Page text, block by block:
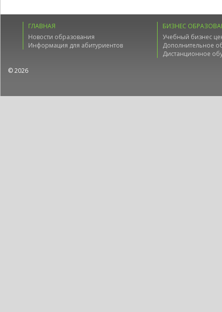
ГЛАВНАЯ
Новости образования
Информация для абитуриентов
БИЗНЕС
Учебный бизнес
Дополнительное
Дистанционное
© 2026